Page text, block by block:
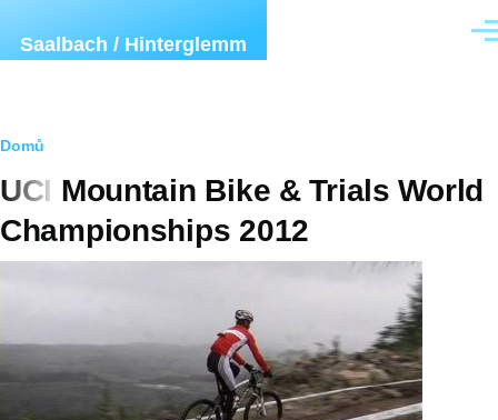
Saalbach / Hinterglemm
Drobečková
navigace
Domů
UCI Mountain Bike & Trials World
Championships 2012